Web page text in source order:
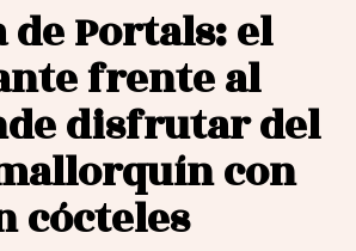
de Portals: el
frente al
disfrutar del
con
cócteles